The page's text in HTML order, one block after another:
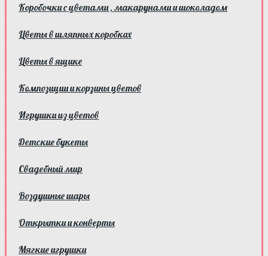
Коробочки с цветами , макарунами и шоколадом
Цветы в шляпных коробках
Цветы в ящике
Композиции и корзины цветов
Игрушки из цветов
Детские букеты
Свадебный мир
Воздушные шары
Открытки и конверты
Мягкие игрушки